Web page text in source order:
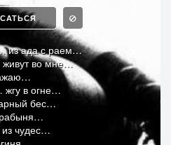
из ада с раем…
во мне…
в огне…
бес…
чудес…